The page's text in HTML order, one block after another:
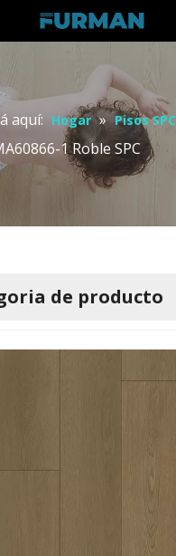
aquí: Hogar » Pisos SPC
1 Roble SPC
de producto